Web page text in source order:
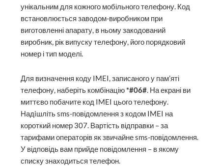
унікальним для кожного мобільного телефону. Код
встановлюється заводом-виробником при
виготовленні апарату, в ньому закодований
виробник, рік випуску телефону, його порядковий
номер і тип моделі.
Для визначення коду IMEI, записаного у пам’яті
телефону, наберіть комбінацію*#06#. На екрані ви
миттєво побачите код IMEI цього телефону.
Надiшліть sms-повідомлення з кодом IMEI на
короткий номер 307. Вартість відправки – за
тарифами операторів як звичайне sms-повідомлення.
У відповідь вам прийде повідомлення – в якому
списку знаходиться телефон.